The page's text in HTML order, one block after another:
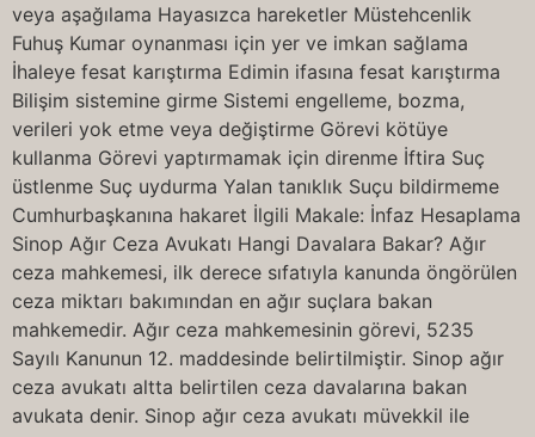
veya aşağılama Hayasızca hareketler Müstehcenlik
Fuhuş Kumar oynanması için yer ve imkan sağlama
İhaleye fesat karıştırma Edimin ifasına fesat karıştırma
Bilişim sistemine girme Sistemi engelleme, bozma,
verileri yok etme veya değiştirme Görevi kötüye
kullanma Görevi yaptırmamak için direnme İftira Suç
üstlenme Suç uydurma Yalan tanıklık Suçu bildirmeme
Cumhurbaşkanına hakaret İlgili Makale: İnfaz Hesaplama
Sinop Ağır Ceza Avukatı Hangi Davalara Bakar? Ağır
ceza mahkemesi, ilk derece sıfatıyla kanunda öngörülen
ceza miktarı bakımından en ağır suçlara bakan
mahkemedir. Ağır ceza mahkemesinin görevi, 5235
Sayılı Kanunun 12. maddesinde belirtilmiştir. Sinop ağır
ceza avukatı altta belirtilen ceza davalarına bakan
avukata denir. Sinop ağır ceza avukatı müvekkil ile